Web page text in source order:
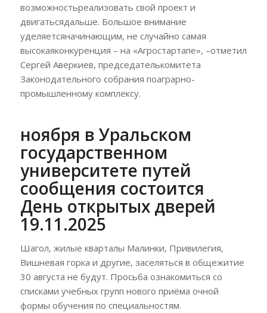
возможностьреализовать свой проект и
двигатьсядальше. Большое внимание
уделяетсяначинающим, не случайно самая
высокаяконкуренция – на «Агростартапе», –отметил
Сергей Аверкиев, председателькомитета
Законодательного собрания поаграрно-
промышленному комплексу.
ноября в Уральском
государственном
университете путей
сообщения состоится
День открытых дверей
19.11.2025
Шагол, жилые кварталы Малинки, Привилегия,
Вишневая горка и другие, заселяться в общежитие
30 августа не будут. Просьба ознакомиться со
списками учебных групп нового приёма очной
формы обучения по специальностям.